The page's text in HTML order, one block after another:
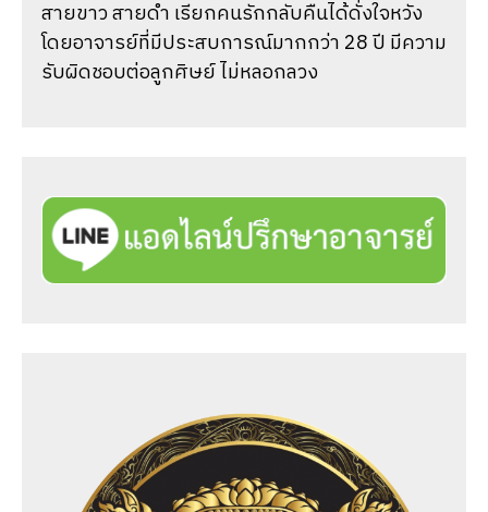
สายขาว สายดำ เรียกคนรักกลับคืนได้ดั่งใจหวัง
โดยอาจารย์ที่มีประสบการณ์มากกว่า 28 ปี มีความ
รับผิดชอบต่อลูกศิษย์ ไม่หลอกลวง